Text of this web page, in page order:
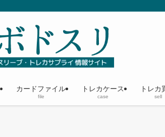
カードファイル
file
トレカケース
case
トレカ
sell